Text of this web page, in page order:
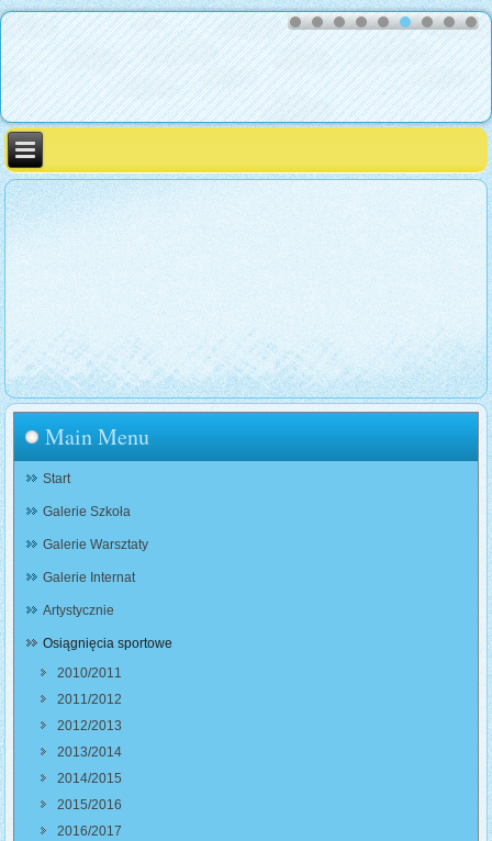
Main Menu
Start
Galerie Szkoła
Galerie Warsztaty
Galerie Internat
Artystycznie
Osiągnięcia sportowe
2010/2011
2011/2012
2012/2013
2013/2014
2014/2015
2015/2016
2016/2017